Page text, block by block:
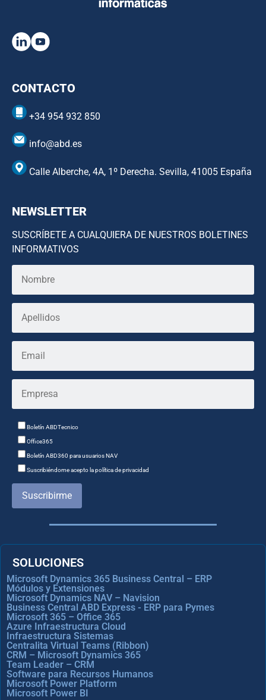
CONTACTO
+34 954 932 850
info@abd.es
Calle Alberche, 4A, 1º Derecha. Sevilla, 41005 España
NEWSLETTER
SUSCRÍBETE A CUALQUIERA DE NUESTROS BOLETINES
INFORMATIVOS
Boletín ABDTecnico
Office365
Boletín ABD360 para usuarios NAV
Suscribiéndome acepto la política de privacidad
Suscribirme
SOLUCIONES
Microsoft Dynamics 365 Business Central – ERP
Módulos y Extensiones
Microsoft Dynamics NAV – Navision
Business Central ABD Express - ERP para Pymes
Microsoft 365 – Office 365
Azure Infraestructura Cloud
Infraestructura Sistemas
Centralita Virtual Teams (Ribbon)
CRM – Microsoft Dynamics 365
Team Leader – CRM
Software para Recursos Humanos
Microsoft Power Platform
Microsoft Power BI